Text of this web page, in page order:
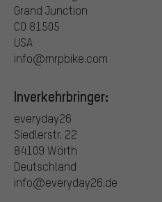
Grand Junction
CO 81505
USA
info@mrpbike.com
Inverkehrbringer:
everyday26
Siedlerstr. 22
84109 Wörth
Deutschland
info@everyday26.de